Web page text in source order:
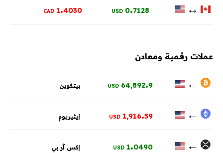
↔
0.7128
USD
1.4030
CAD
عملات رقمية ومعادن
←
64,892.9
USD بيتكوين
←
1,916.59
USD إيثيريوم
←
1.0490
USD إكس آر بي